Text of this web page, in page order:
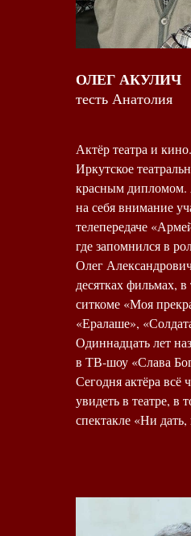
ОЛЕГ АКУЛИЧ
тесть Анатолия
Актёр театра и
Иркутское
красным дипломом.
на себя внимание
телепередаче
где запомнился в
Олег
десятках фильмах,
ситкоме «Моя
«Ералаше»,
Одиннадцать лет
в ТВ-шоу «Слава
Сегодня актёра
увидеть в театре, в
спектакле «Ни дать,